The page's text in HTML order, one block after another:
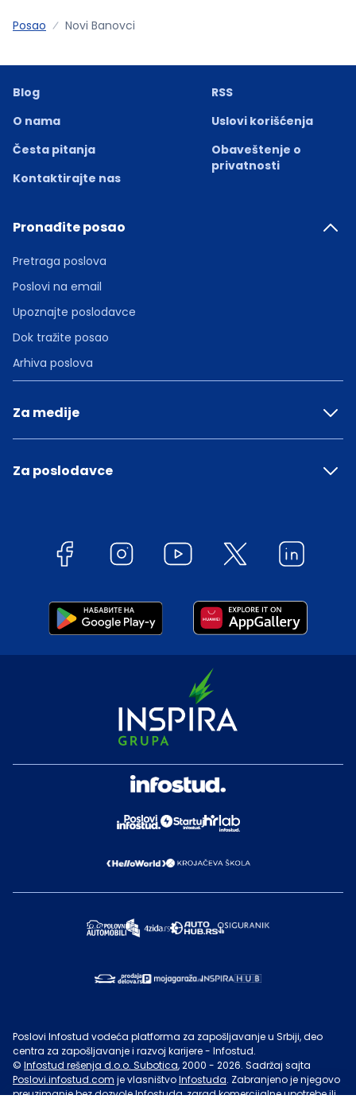
Posao Novi Banovci
Blog
O nama
Česta pitanja
Kontaktirajte nas
RSS
Uslovi korišćenja
Obaveštenje o
privatnosti
Pronađite posao
Pretraga poslova
Poslovi na email
Upoznajte poslodavce
Dok tražite posao
Arhiva poslova
Za medije
Za poslodavce
Poslovi Infostud vodeća platforma za zapošljavanje u Srbiji, deo
centra za zapošljavanje i razvoj karijere - Infostud.
© Infostud rešenja d.o.o. Subotica, 2000 - 2026. Sadržaj sajta
Poslovi.infostud.com je vlasništvoInfostuda. Zabranjeno je njegovo
preuzimanje bez dozvoleInfostuda, zarad komercijalne upotrebe ili